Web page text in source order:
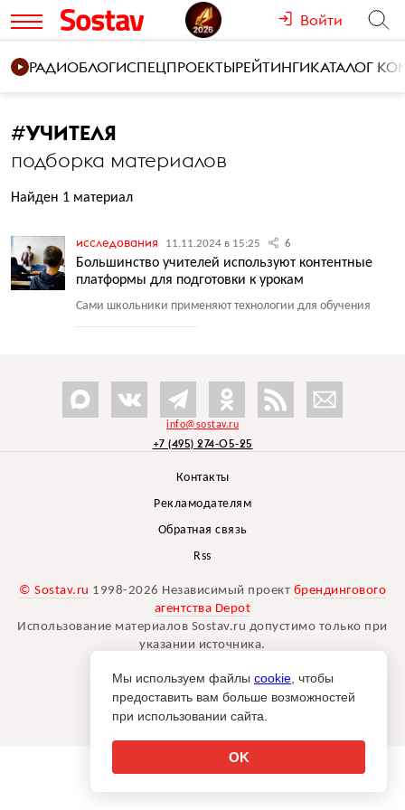
Войти
РАДИОБЛОГИСПЕЦПРОЕКТЫРЕЙТИНГИКАТАЛОГ
#УЧИТЕЛЯ
подборка материалов
Найден 1 материал
исследования 11.11.2024 в 15:25 6
Большинство учителей используют контентные
платформы для подготовки к урокам
Сами школьники применяют технологии для обучения
info@sostav.ru
+7 (495) 274-05-25
Контакты
Рекламодателям
Обратная связь
Rss
© Sostav.ru 1998-2026 Независимый проект брендингового
агентства Depot
Использование материалов Sostav.ru допустимо только при
указании источника.
18+
Мы используем файлы cookie , чтобы
предоставить вам больше возможностей
при использовании сайта.
OK